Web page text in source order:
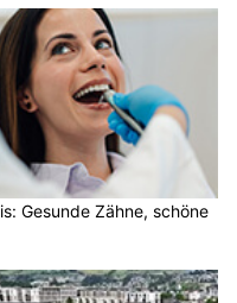
Gesunde Zähne, schöne